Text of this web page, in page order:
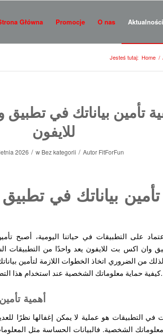
Główna Promocje O nas Aktualności
Jesteś tutaj: Home /
تأمين بياناتك في
للايفون
2026 / w Bez kategorii / Autor FitForFun
تأمين بياناتك في
على التطبيقات في حياتنا اليومية، أصبح
وان اكس بت للايفون يعد واحدًا من التطبيقات
من الضروري اتخاذ الخطوات اللازمة لتأمين
كيفية حماية معلوماتك الشخصية عند استخدام هذا التطبيق وسنقدم نصائح أمان فعالة.
أهمية
في التطبيقات هو عملية لا يمكن إغفالها نظرًا
الشخصية. فالبيانات الحساسة مثل